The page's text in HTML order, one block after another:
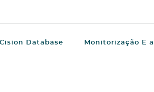
Cision Database Monitorização E